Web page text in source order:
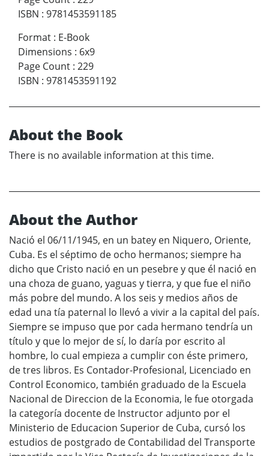
ISBN : 9781453591185
Format : E-Book
Dimensions : 6x9
Page Count : 229
ISBN : 9781453591192
About the Book
There is no available information at this time.
About the Author
Nació el 06/11/1945, en un batey en Niquero, Oriente,
Cuba. Es el séptimo de ocho hermanos; siempre ha
dicho que Cristo nació en un pesebre y que él nació en
una choza de guano, yaguas y tierra, y que fue el niño
más pobre del mundo. A los seis y medios años de
edad una tía paternal lo llevó a vivir a la capital del país.
Siempre se impuso que por cada hermano tendría un
título y que lo mejor de sí, lo daría por escrito al
hombre, lo cual empieza a cumplir con éste primero,
de tres libros. Es Contador-Profesional, Licenciado en
Control Economico, también graduado de la Escuela
Nacional de Direccion de la Economia, le fue otorgada
la categoría docente de Instructor adjunto por el
Ministerio de Educacion Superior de Cuba, cursó los
estudios de postgrado de Contabilidad del Transporte